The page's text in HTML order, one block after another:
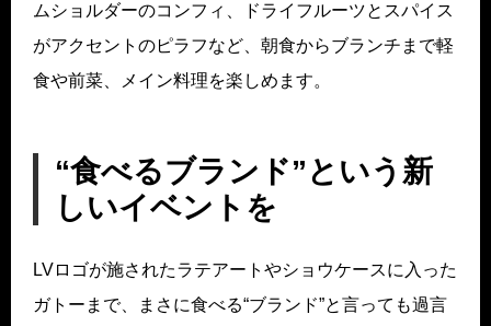
ムショルダーのコンフィ、ドライフルーツとスパイス
がアクセントのピラフなど、朝食からブランチまで軽
食や前菜、メイン料理を楽しめます。
“食べるブランド”という新
しいイベントを
LVロゴが施されたラテアートやショウケースに入った
ガトーまで、まさに食べる“ブランド”と言っても過言